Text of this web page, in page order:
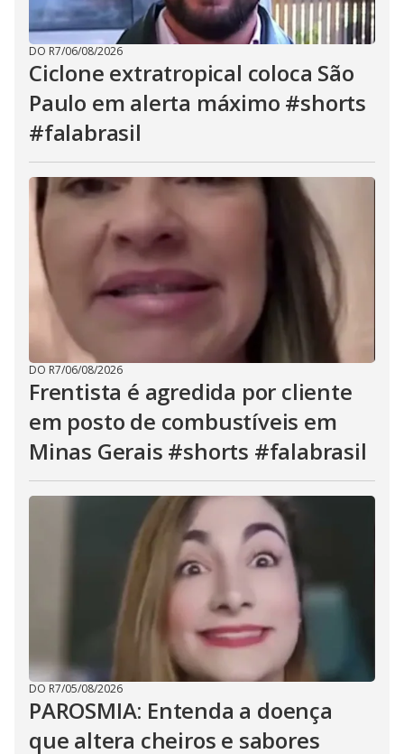
DO R7/06/08/2026
Ciclone extratropical coloca São
Paulo em alerta máximo #shorts
#falabrasil
DO R7/06/08/2026
Frentista é agredida por cliente
em posto de combustíveis em
Minas Gerais #shorts #falabrasil
DO R7/05/08/2026
PAROSMIA: Entenda a doença
que altera cheiros e sabores